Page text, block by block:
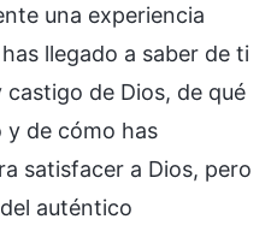
una experiencia
llegado a saber de ti
de Dios, de qué
y de cómo has
satisfacer a Dios, pero
auténtico